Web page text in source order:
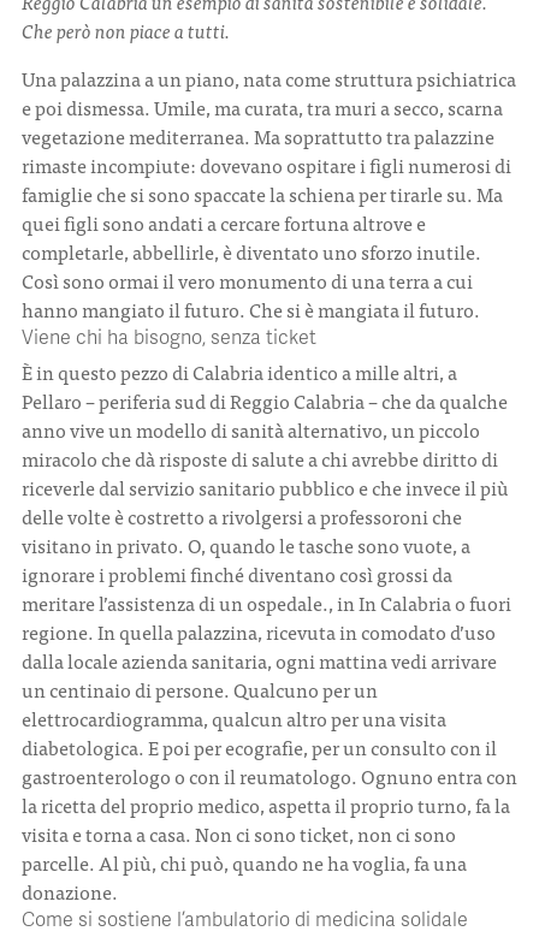
ITA ENG
Che però non piace a tutti.
Una palazzina a un piano, nata come struttura psichiatrica
e poi dismessa. Umile, ma curata, tra muri a secco, scarna
vegetazione mediterranea. Ma soprattutto tra palazzine
rimaste incompiute: dovevano ospitare i figli numerosi di
famiglie che si sono spaccate la schiena per tirarle su. Ma
quei figli sono andati a cercare fortuna altrove e
completarle, abbellirle, è diventato uno sforzo inutile.
Così sono ormai il vero monumento di una terra a cui
hanno mangiato il futuro. Che si è mangiata il futuro.
Viene chi ha bisogno, senza ticket
È in questo pezzo di Calabria identico a mille altri, a
Pellaro – periferia sud di Reggio Calabria – che da qualche
anno vive un modello di sanità alternativo, un piccolo
miracolo che dà risposte di salute a chi avrebbe diritto di
riceverle dal servizio sanitario pubblico e che invece il più
delle volte è costretto a rivolgersi a professoroni che
visitano in privato. O, quando le tasche sono vuote, a
ignorare i problemi finché diventano così grossi da
meritare l’assistenza di un ospedale., in In Calabria o fuori
regione. In quella palazzina, ricevuta in comodato d’uso
dalla locale azienda sanitaria, ogni mattina vedi arrivare
un centinaio di persone. Qualcuno per un
elettrocardiogramma, qualcun altro per una visita
diabetologica. E poi per ecografie, per un consulto con il
gastroenterologo o con il reumatologo. Ognuno entra con
la ricetta del proprio medico, aspetta il proprio turno, fa la
visita e torna a casa. Non ci sono ticket, non ci sono
parcelle. Al più, chi può, quando ne ha voglia, fa una
donazione.
Come si sostiene l’ambulatorio di medicina solidale